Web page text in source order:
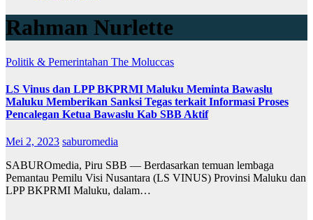
Rahman Nurlette
Politik & Pemerintahan The Moluccas
LS Vinus dan LPP BKPRMI Maluku Meminta Bawaslu
Maluku Memberikan Sanksi Tegas terkait Informasi Proses
Pencalegan Ketua Bawaslu Kab SBB Aktif
Mei 2, 2023 saburomedia
SABUROmedia, Piru SBB — Berdasarkan temuan lembaga
Pemantau Pemilu Visi Nusantara (LS VINUS) Provinsi Maluku dan
LPP BKPRMI Maluku, dalam…